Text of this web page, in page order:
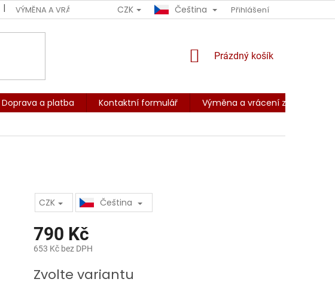
VÝMĚNA A VRÁCENÍ ZBOŽÍ OBCHODNÍ PODMÍNKY PODMÍNKY OCHRANY
CZK Čeština Přihlášení
NÁKUPNÍ
Prázdný košík
Doprava a platba Kontaktní formulář Výměna a vrácení zboží
CZK Čeština
790 Kč
653 Kč bez DPH
cena:
Zvolte variantu